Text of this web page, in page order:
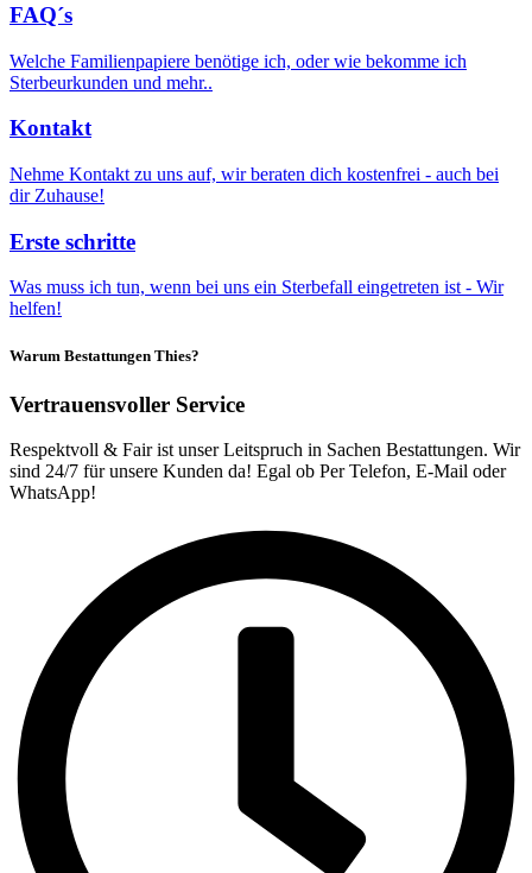
FAQ´s
Welche Familienpapiere benötige ich, oder wie bekomme ich
Sterbeurkunden und mehr..
Kontakt
Nehme Kontakt zu uns auf, wir beraten dich kostenfrei - auch bei
dir Zuhause!
Erste schritte
Was muss ich tun, wenn bei uns ein Sterbefall eingetreten ist - Wir
helfen!
Warum Bestattungen Thies?
Vertrauensvoller Service
Respektvoll & Fair ist unser Leitspruch in Sachen Bestattungen. Wir
sind 24/7 für unsere Kunden da! Egal ob Per Telefon, E-Mail oder
WhatsApp!